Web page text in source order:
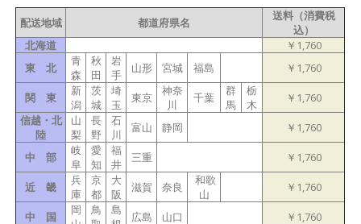
配送地域 都道府県名
送料（消費税
込）
北海道
￥1,760
東 北
青
森
秋
田
岩
手
山形 宮城 福島 ￥1,760
関 東
新
潟
茨
城
埼
玉
東京
神奈
川
千葉
群
馬
栃
木
￥1,760
信越・北
陸
山
梨
長
野
石
川
富山 静岡 ￥1,760
中 部
岐
阜
愛
知
福
井
三重 ￥1,760
近 畿
兵
庫
京
都
大
阪
滋賀 奈良
和歌
山
￥1,760
中 国
岡
鳥
島
広島 山口 ￥1,760